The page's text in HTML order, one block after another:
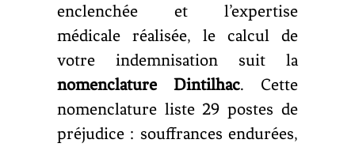
enclenchée et l’expertise
médicale réalisée, le calcul de
votre indemnisation suit la
nomenclature Dintilhac. Cette
nomenclature liste 29 postes de
préjudice : souffrances endurées,